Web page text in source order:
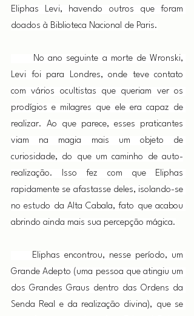
Eliphas Levi, havendo outros que foram
doados à Biblioteca Nacional de Paris.
No ano seguinte a morte de Wronski,
Levi foi para Londres, onde teve contato
com vários ocultistas que queriam ver os
prodígios e milagres que ele era capaz de
realizar. Ao que parece, esses praticantes
viam na magia mais um objeto de
curiosidade, do que um caminho de auto-
realização. Isso fez com que Eliphas
rapidamente se afastasse deles, isolando-se
no estudo da Alta Cabala, fato que acabou
abrindo ainda mais sua percepção mágica.
Eliphas encontrou, nesse período, um
Grande Adepto (uma pessoa que atingiu um
dos Grandes Graus dentro das Ordens da
Senda Real e da realização divina), que se